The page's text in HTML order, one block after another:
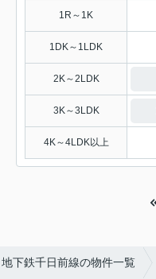
1R～1K
1DK～1LDK
2K～2LDK
3K～3LDK
4K～4LDK以上
地下鉄千日前線の物件一覧